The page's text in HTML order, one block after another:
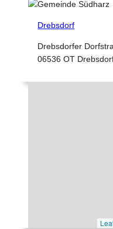
Drebsdorf
Drebsdorfer
06536 OT